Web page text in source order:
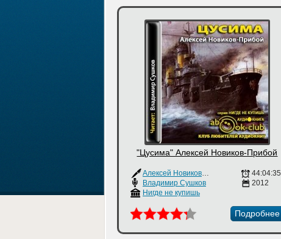
"Цусима" Алексей Новиков-Прибой
Алексей Новиков-Прибой
Владимир Сушков
Нигде не купишь
44:04:35
2012
Подробнее